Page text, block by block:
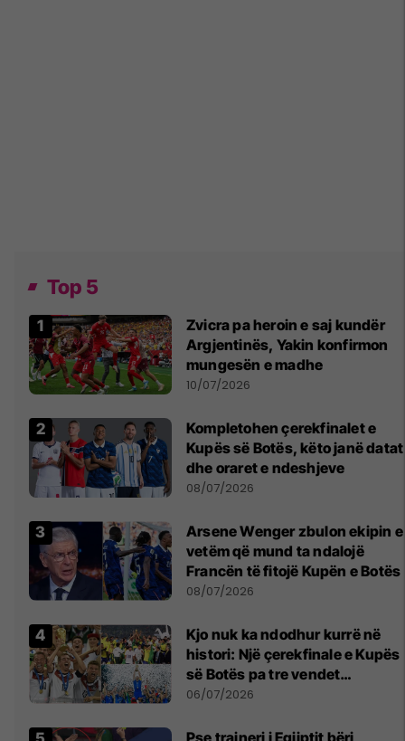
Top 5
Zvicra pa heroin e saj kundër
Argjentinës, Yakin konfirmon
mungesën e madhe
10/07/2026
Kompletohen çerekfinalet e
Kupës së Botës, këto janë datat
dhe oraret e ndeshjeve
08/07/2026
Arsene Wenger zbulon ekipin e
vetëm që mund ta ndalojë
Francën të fitojë Kupën e Botës
08/07/2026
Kjo nuk ka ndodhur kurrë në
histori: Një çerekfinale e Kupës
së Botës pa tre vendet
legjendare të futbollit
06/07/2026
Pse trajneri i Egjiptit bëri